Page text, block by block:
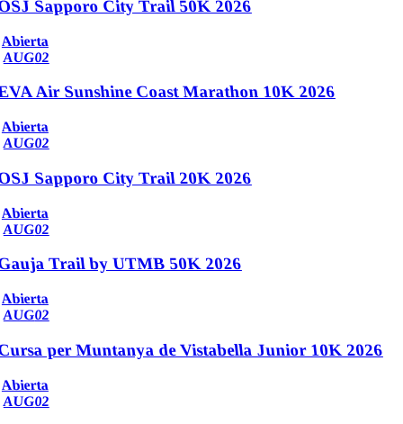
Sapporo City Trail 50K 2026
Abierta
AUG02
Air Sunshine Coast Marathon 10K 2026
Abierta
AUG02
Sapporo City Trail 20K 2026
Abierta
AUG02
Trail by UTMB 50K 2026
Abierta
AUG02
per Muntanya de Vistabella Junior 10K 2026
Abierta
AUG02